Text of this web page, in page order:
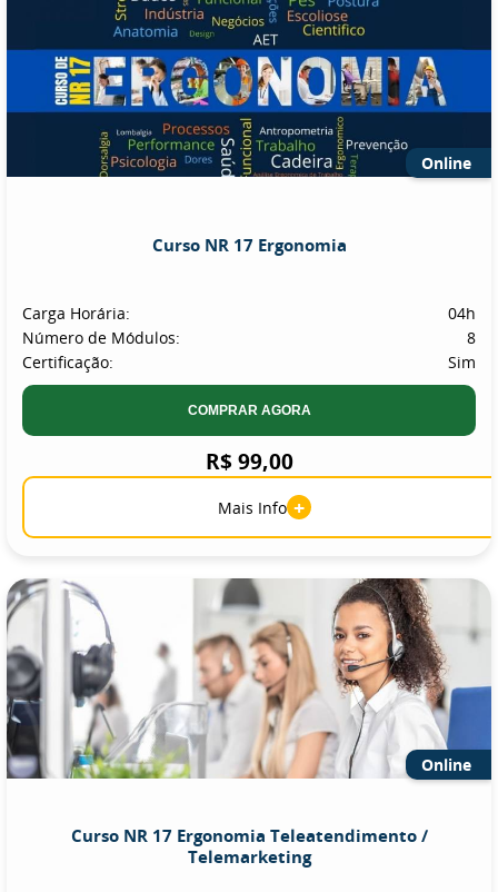
Online
Curso NR 17 Ergonomia
Carga Horária:
04h
Número de Módulos:
8
Certificação:
Sim
COMPRAR AGORA
R$ 99,00
Mais Info +
Online
Curso NR 17 Ergonomia Teleatendimento /
Telemarketing